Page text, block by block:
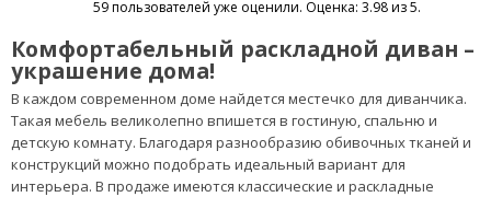
59 пользователей уже оценили. Оценка: 3.98 из 5.
Комфортабельный раскладной диван –
украшение дома!
В каждом современном доме найдется местечко для диванчика.
Такая мебель великолепно впишется в гостиную, спальню и
детскую комнату. Благодаря разнообразию обивочных тканей и
конструкций можно подобрать идеальный вариант для
интерьера. В продаже имеются классические и раскладные